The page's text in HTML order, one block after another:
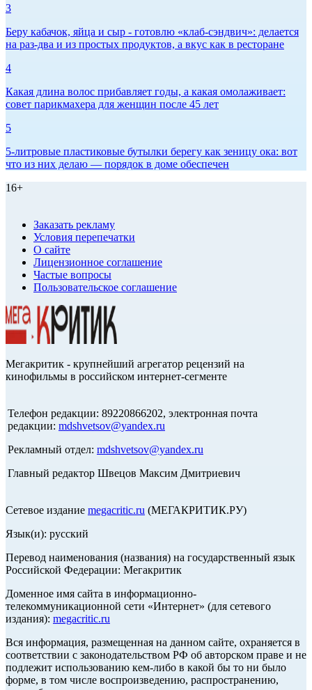
3
Беру кабачок, яйца и сыр - готовлю «клаб-сэндвич»: делается
на раз-два и из простых продуктов, а вкус как в ресторане
4
Какая длина волос прибавляет годы, а какая омолаживает:
совет парикмахера для женщин после 45 лет
5
5-литровые пластиковые бутылки берегу как зеницу ока: вот
что из них делаю — порядок в доме обеспечен
16+
Заказать рекламу
Условия перепечатки
О сайте
Лицензионное соглашение
Частые вопросы
Пользовательское соглашение
Мегакритик - крупнейший агрегатор рецензий на
кинофильмы в российском интернет-сегменте
Телефон редакции: 89220866202, электронная почта
редакции: mdshvetsov@yandex.ru
Рекламный отдел: mdshvetsov@yandex.ru
Главный редактор Швецов Максим Дмитриевич
Сетевое издание megacritic.ru (МЕГАКРИТИК.РУ)
Язык(и): русский
Перевод наименования (названия) на государственный язык
Российской Федерации: Мегакритик
Доменное имя сайта в информационно-
телекоммуникационной сети «Интернет» (для сетевого
издания): megacritic.ru
Вся информация, размещенная на данном сайте, охраняется в
соответствии с законодательством РФ об авторском праве и не
подлежит использованию кем-либо в какой бы то ни было
форме, в том числе воспроизведению, распространению,